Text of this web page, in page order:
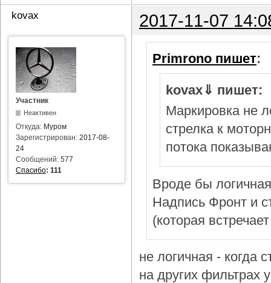
kovax 2017-11-07
Участник
Неактивен
Откуда: Муром
Зарегистрирован: 2017-08-
24
Сообщений: 577
Спасибо: 111
Primrono пишет:
kovax⇓ пишет:
Маркировка не
стрелка к
потока
Вроде бы
Надпись Фронт и
(которая
не логичная - когда
на других фильтрах